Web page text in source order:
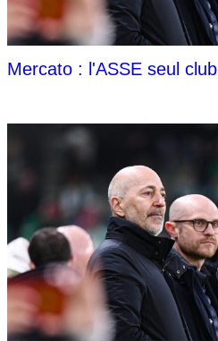
Mercato : l'ASSE seul